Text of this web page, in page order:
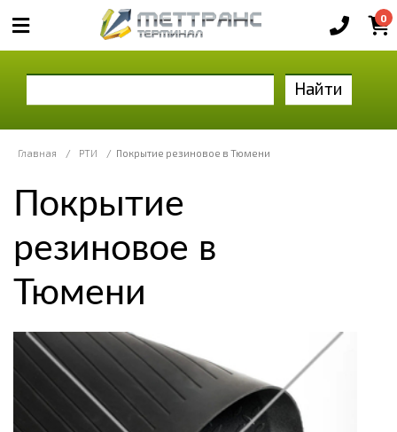
0
Найти
Главная / РТИ / Покрытие резиновое в Тюмени
Покрытие
резиновое в
Тюмени